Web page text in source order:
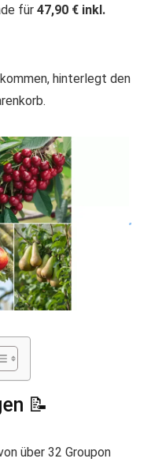
für 47,90 € inkl.
hinterlegt den
📝
über 32 Groupon